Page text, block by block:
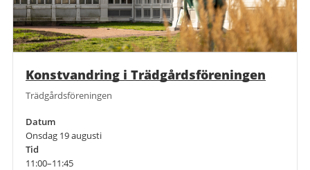
Konstvandring i Trädgårdsföreningen
Trädgårdsföreningen
Datum
Onsdag 19 augusti
Tid
11:00–11:45